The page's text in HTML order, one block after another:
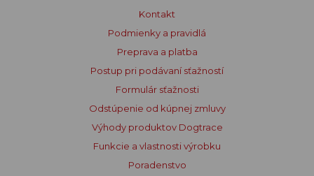
Kontakt
Podmienky a pravidlá
Preprava a platba
Postup pri podávaní sťažností
Formulár sťažnosti
Odstúpenie od kúpnej zmluvy
Výhody produktov Dogtrace
Funkcie a vlastnosti výrobku
Poradenstvo